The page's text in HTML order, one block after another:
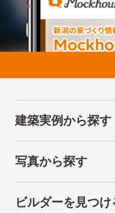
建築実例から探す
写真から探す
ビルダーを見つけ